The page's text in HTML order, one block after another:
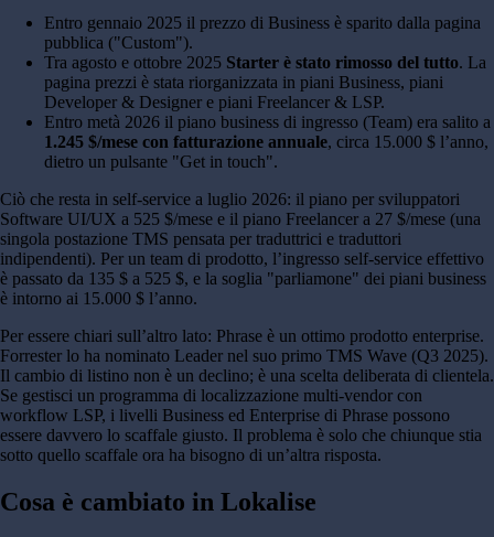
Entro gennaio 2025 il prezzo di Business è sparito dalla pagina
pubblica ("Custom").
Tra agosto e ottobre 2025 Starter è stato rimosso del tutto. La
pagina prezzi è stata riorganizzata in piani Business, piani
Developer & Designer e piani Freelancer & LSP.
Entro metà 2026 il piano business di ingresso (Team) era salito a
1.245 $/mese con fatturazione annuale, circa 15.000 $ l’anno,
dietro un pulsante "Get in touch".
Ciò che resta in self-service a luglio 2026: il piano per sviluppatori
Software UI/UX a 525 $/mese e il piano Freelancer a 27 $/mese (una
singola postazione TMS pensata per traduttrici e traduttori
indipendenti). Per un team di prodotto, l’ingresso self-service effettivo
è passato da 135 $ a 525 $, e la soglia "parliamone" dei piani business
è intorno ai 15.000 $ l’anno.
Per essere chiari sull’altro lato: Phrase è un ottimo prodotto enterprise.
Forrester lo ha nominato Leader nel suo primo TMS Wave (Q3 2025).
Il cambio di listino non è un declino; è una scelta deliberata di clientela.
Se gestisci un programma di localizzazione multi-vendor con
workflow LSP, i livelli Business ed Enterprise di Phrase possono
essere davvero lo scaffale giusto. Il problema è solo che chiunque stia
sotto quello scaffale ora ha bisogno di un’altra risposta.
Cosa è cambiato in Lokalise